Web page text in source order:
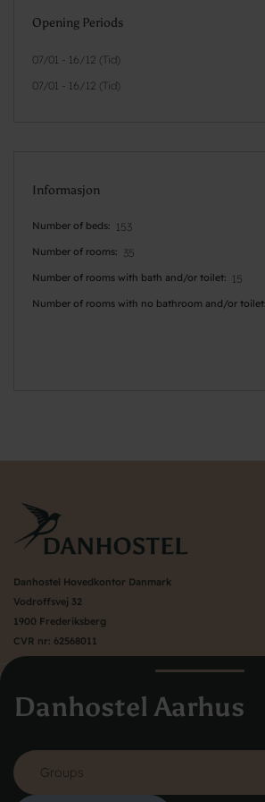
Danhostel Aarhus
Opening Periods
07/01 - 16/12 (Tid)
07/01 - 16/12 (Tid)
Informasjon
Number of beds 153
Number of rooms 35
Number of rooms with bath and/or toilet 15
Number of rooms with no bathroom and/or toilet
Danhostel Hovedkontor Danmark
Vodroffsvej 32
1900 Frederiksberg
CVR nr: 62568011